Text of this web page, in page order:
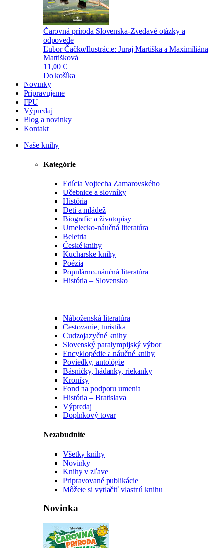
Čarovná príroda Slovenska-Zvedavé otázky a
odpovede
Ľubor Čačko/Ilustrácie: Juraj Martiška a Maximiliána
Martišková
11,00 €
Do košíka
Novinky
Pripravujeme
FPU
Výpredaj
Blog a novinky
Kontakt
Naše knihy
Kategórie
Edícia Vojtecha Zamarovského
Učebnice a slovníky
História
Deti a mládež
Biografie a životopisy
Umelecko-náučná literatúra
Beletria
České knihy
Kuchárske knihy
Poézia
Populárno-náučná literatúra
História – Slovensko
Náboženská literatúra
Cestovanie, turistika
Cudzojazyčné knihy
Slovenský paralympijský výbor
Encyklopédie a náučné knihy
Poviedky, antológie
Básničky, hádanky, riekanky
Kroniky
Fond na podporu umenia
História – Bratislava
Výpredaj
Doplnkový tovar
Nezabudnite
Všetky knihy
Novinky
Knihy v zľave
Pripravované publikácie
Môžete si vytlačiť vlastnú knihu
Novinka